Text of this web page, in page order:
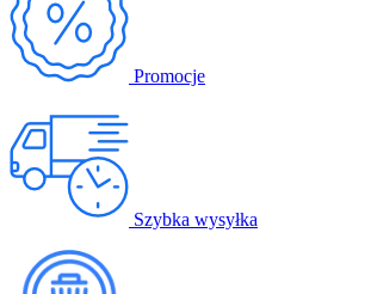
Promocje
Szybka wysyłka